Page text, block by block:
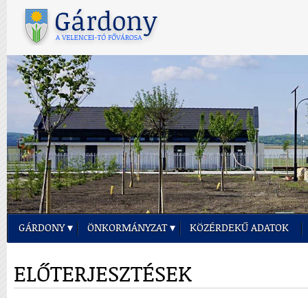
GÁRDONY ÖNKORMÁNYZAT KÖZÉRDEKŰ ADATOK
ELŐTERJESZTÉSEK